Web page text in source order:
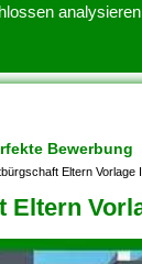
Bewerbung
Eltern Vorlage